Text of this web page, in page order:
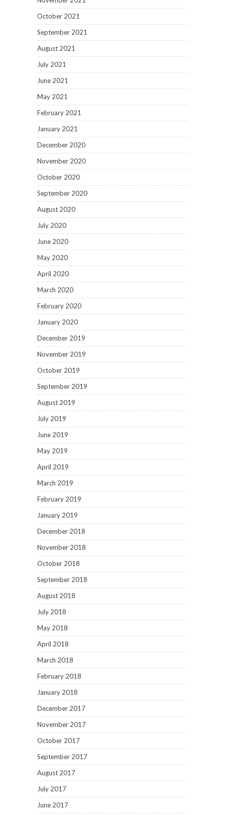
October 2021
September 2021
August 2021
July 2021
June 2021
May 2021
February 2021
January 2021
December 2020
November 2020
October 2020
September 2020
August 2020
July 2020
June 2020
May 2020
April 2020
March 2020
February 2020
January 2020
December 2019
November 2019
October 2019
September 2019
August 2019
July 2019
June 2019
May 2019
April 2019
March 2019
February 2019
January 2019
December 2018
November 2018
October 2018
September 2018
August 2018
July 2018
May 2018
April 2018
March 2018
February 2018
January 2018
December 2017
November 2017
October 2017
September 2017
August 2017
July 2017
June 2017